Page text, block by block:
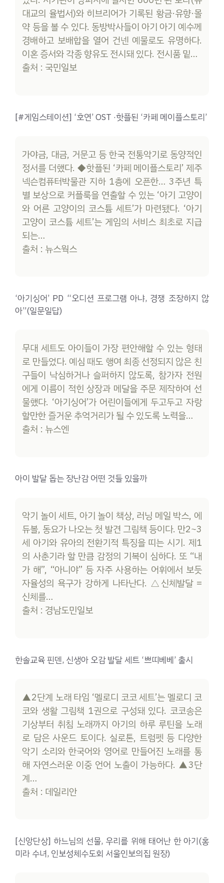
대교의 율법서)와 히브리어가 기록된 황금·유향·몰
약 등을 볼 수 있다. 동방박사들이 아기 아기 예수께
경배하고 보배합을 열어 건넨 예물로도 유명하다.
이혼 증서와 각종 향유도 전시돼 있다. 전시품 밑…
출처 : 국민일보
[#게임스테이션] ‘호연’ OST ·핫플된 ‘카페 메이플스토리’
가야금, 대금, 거문고 등 한국 전통악기로 동양적인
정서를 더했다. ◆핫플된 ‘카페 메이플스토리’ 제주
넥슨컴퓨터박물관 지하 1층에 오픈한… 3주년 특
별 보상으로 커플룩을 연출할 수 있는 ‘아기 고양이
와 어른 고양이의 코스튬 세트’가 마련됐다. ‘아기
고양이 코스튬 세트’는 게임의 서비스 최초로 지급
되는…
출처 : 뉴스웍스
‘아기싱어’ PD “오디션 프로그램 아냐, 경쟁 조장하지 않
아”(일문일답)
무대 세트도 아이들이 가장 편안해할 수 있는 형태
로 만들었다. 예심 때도 행여 최종 선정되지 않은 친
구들이 낙심하거나 슬퍼하지 않도록, 참가자 전원
에게 이름이 적힌 상장과 메달을 주문 제작하여 선
물했다. ‘아기싱어’가 어린이들에게 두고두고 자랑
할만한 즐거운 추억거리가 될 수 있도록 노력을…
출처 : 뉴스엔
아이 발달 돕는 장난감 어떤 것들 있을까
악기 놀이 세트, 아기 놀이 책상, 러닝 메일 박스, 에
듀볼, 동요가 나오는 첫 발견 그림책 등이다. 만2~3
세 아기와 유아의 전환기적 특징을 띠는 시기. 제1
의 사춘기라 할 만큼 감정의 기복이 심하다. 또 “내
가 해”, “아니야” 등 자주 사용하는 어휘에서 보듯
자율성의 욕구가 강하게 나타난다. △신체발달 =
신체를…
출처 : 경남도민일보
한솔교육 핀덴, 신생아 오감 발달 세트 ‘쁘띠베베’ 출시
▲2단계 노래 타임 ‘멜로디 코코 세트’는 멜로디 코
코와 생활 그림책 1권으로 구성돼 있다. 코코송은
기상부터 취침 노래까지 아기의 하루 루틴을 노래
로 담은 사운드 토이다. 실로톤, 트럼펫 등 다양한
악기 소리와 한국어와 영어로 만들어진 노래를 통
해 자연스러운 이중 언어 노출이 가능하다. ▲3단
계…
출처 : 데일리안
[신앙단상] 하느님의 선물, 우리를 위해 태어난 한 아기(홍
미라 수녀, 인보성체수도회 서울인보의집 원장)